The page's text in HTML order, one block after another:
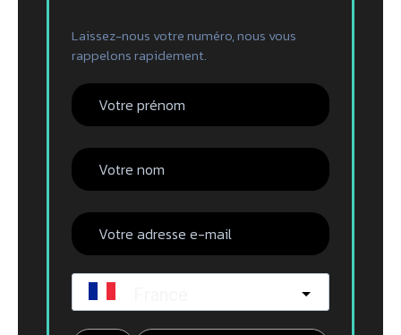
Laissez-nous votre numéro, nous vous
rappelons rapidement.